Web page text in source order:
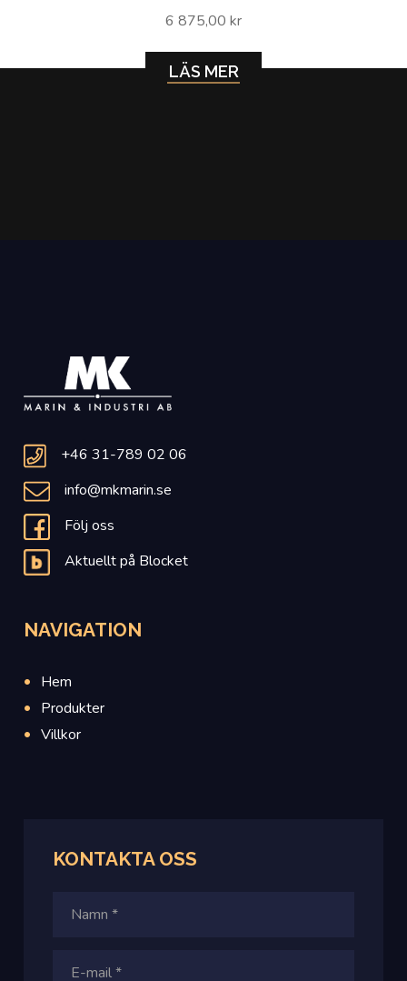
6 875,00 kr
LÄS MER
+46 31-789 02 06
info@mkmarin.se
Följ oss
Aktuellt på Blocket
NAVIGATION
Hem
Produkter
Villkor
KONTAKTA OSS